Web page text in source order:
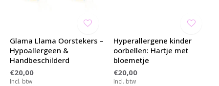
Glama Llama Oorstekers –
Hypoallergeen &
Handbeschilderd
€20,00
Incl. btw
Hyperallergene kinder
oorbellen: Hartje met
bloemetje
€20,00
Incl. btw